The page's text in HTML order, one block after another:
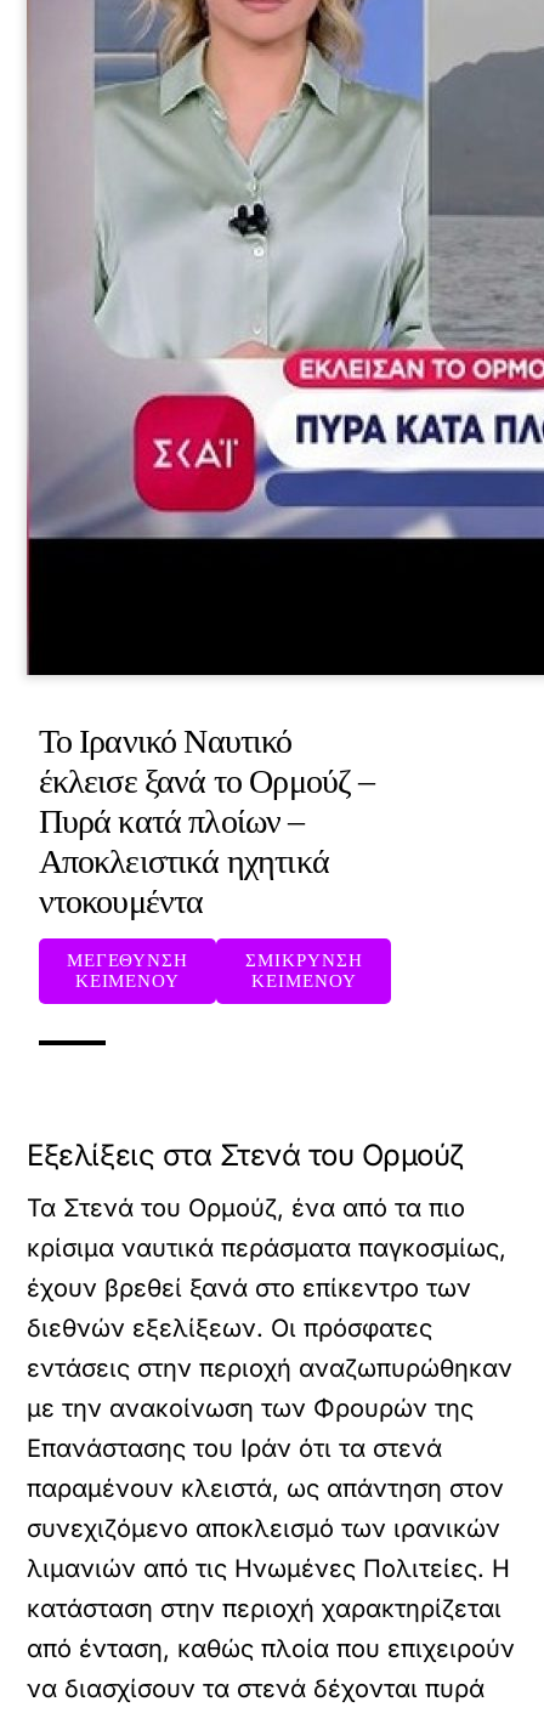
Το Ιρανικό Ναυτικό
έκλεισε ξανά το Ορμούζ –
Πυρά κατά πλοίων –
Αποκλειστικά ηχητικά
ντοκουμέντα
ΜΕΓΕΘΥΝΣΗ
ΚΕΙΜΕΝΟΥ
ΣΜΙΚΡΥΝΣΗ
ΚΕΙΜΕΝΟΥ
Εξελίξεις στα Στενά του Ορμούζ
Τα Στενά του Ορμούζ, ένα από τα πιο
κρίσιμα ναυτικά περάσματα παγκοσμίως,
έχουν βρεθεί ξανά στο επίκεντρο των
διεθνών εξελίξεων. Οι πρόσφατες
εντάσεις στην περιοχή αναζωπυρώθηκαν
με την ανακοίνωση των Φρουρών της
Επανάστασης του Ιράν ότι τα στενά
παραμένουν κλειστά, ως απάντηση στον
συνεχιζόμενο αποκλεισμό των ιρανικών
λιμανιών από τις Ηνωμένες Πολιτείες. Η
κατάσταση στην περιοχή χαρακτηρίζεται
από ένταση, καθώς πλοία που επιχειρούν
να διασχίσουν τα στενά δέχονται πυρά